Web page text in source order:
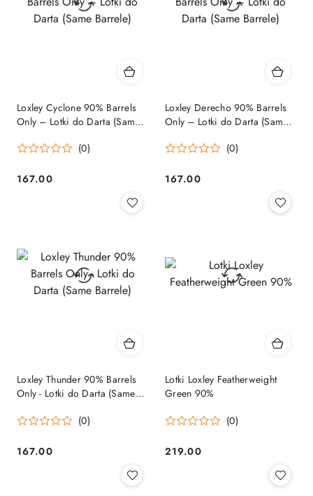
Loxley Cyclone 90% Barrels
Only – Lotki do Darta (Same
(0)
Cena:
167.00
Loxley Derecho 90% Barrels
Only – Lotki do Darta (Same
(0)
Cena:
167.00
Loxley Thunder 90% Barrels
Only - Lotki do Darta (Same
(0)
Cena:
167.00
Lotki Loxley Featherweight
Green 90%
(0)
Cena:
219.00